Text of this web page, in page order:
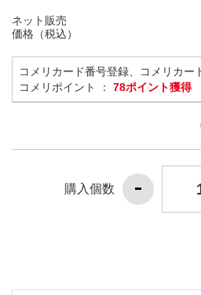
ネット販売
価格（税込）
コメリカード番号登録、コメリカー
コメリポイント ： 78ポイント獲得
購入個数